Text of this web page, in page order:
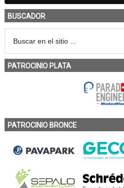
BUSCADOR
PATROCINIO PLATA
PATROCINIO BRONCE